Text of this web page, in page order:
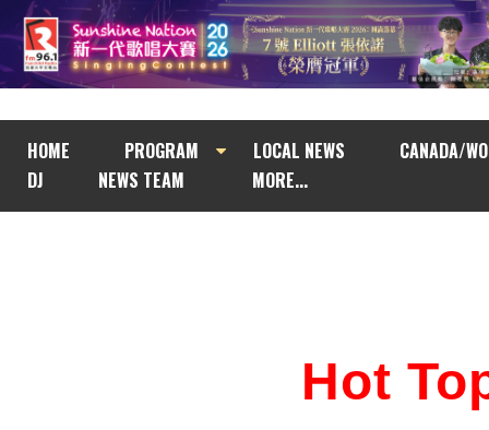
HOME PROGRAM LOCAL NEWS
CANADA/
DJ
NEWS TEAM MORE...
Hot